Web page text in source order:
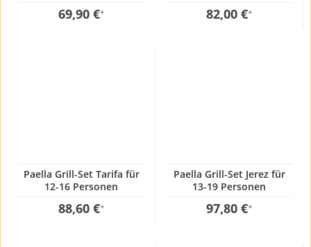
69,90 €* 82,00 €*
Paella Grill-Set Tarifa für
12-16 Personen
88,60 €*
Paella Grill-Set Jerez für
13-19 Personen
97,80 €*